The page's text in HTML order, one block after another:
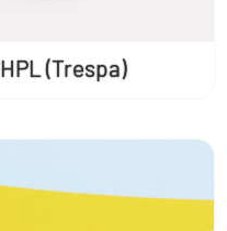
HPL (Trespa)